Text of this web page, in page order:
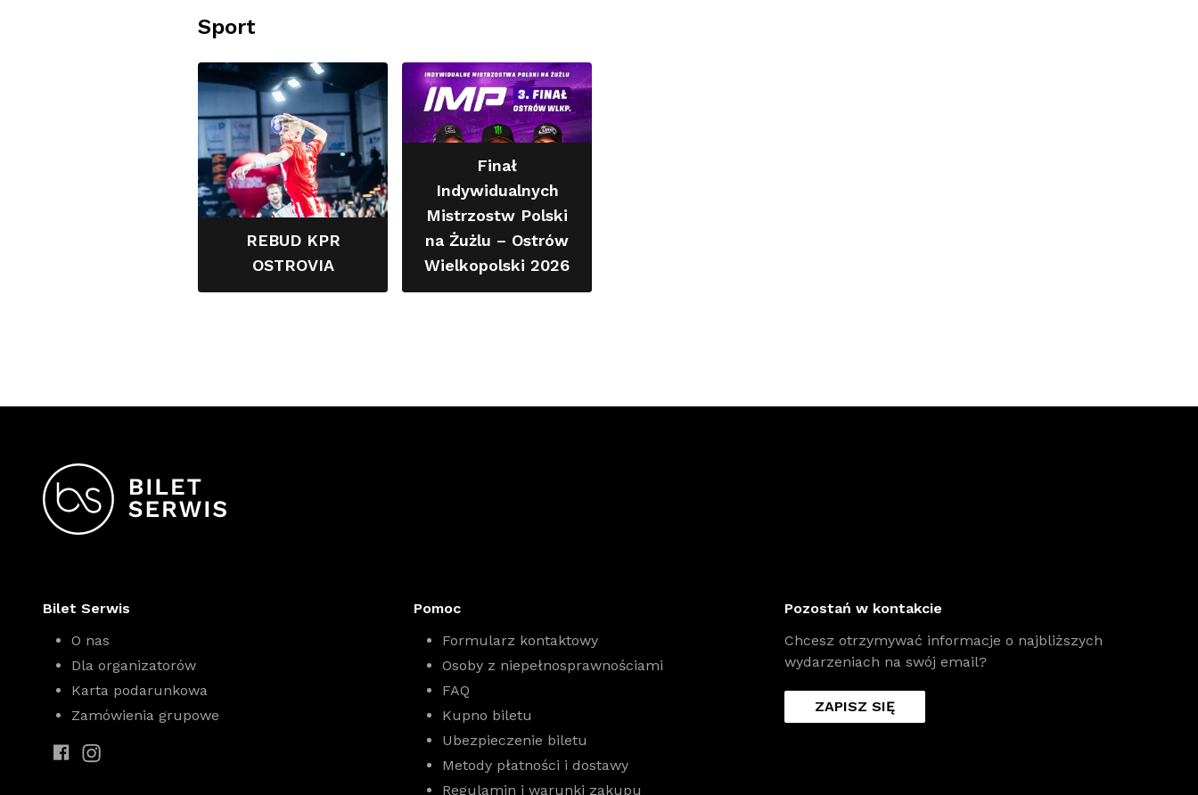
Sport
REBUD KPR
OSTROVIA
Finał
Indywidualnych
Mistrzostw Polski
na Żużlu – Ostrów
Wielkopolski 2026
Bilet Serwis
O nas
Dla organizatorów
Karta podarunkowa
Zamówienia grupowe
Pomoc
Formularz kontaktowy
Osoby z niepełnosprawnościami
FAQ
Kupno biletu
Ubezpieczenie biletu
Metody płatności i dostawy
Regulamin i warunki zakupu
Pozostań w kontakcie
Chcesz otrzymywać informacje o najbliższych
wydarzeniach na swój email?
ZAPISZ SIĘ